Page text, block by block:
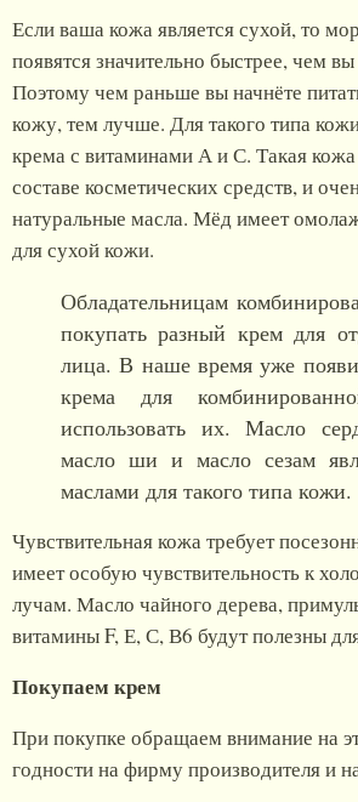
Если ваша кожа является сухой, то
появятся значительно быстрее, чем
Поэтому чем раньше вы начнёте
кожу, тем лучше. Для такого типа
крема с витаминами А и С. Такая
составе косметических средств, и
натуральные масла. Мёд имеет
для сухой кожи.
Обладательницам
покупать разный крем для
лица. В наше время уже
крема для
использовать их. Масло
масло ши и масло сезам
маслами для такого типа кожи.
Чувствительная кожа требует
имеет особую чувствительность к
лучам. Масло чайного дерева,
витамины F, Е, С, В6 будут полезны
Покупаем крем
При покупке обращаем внимание на
годности на фирму производителя и